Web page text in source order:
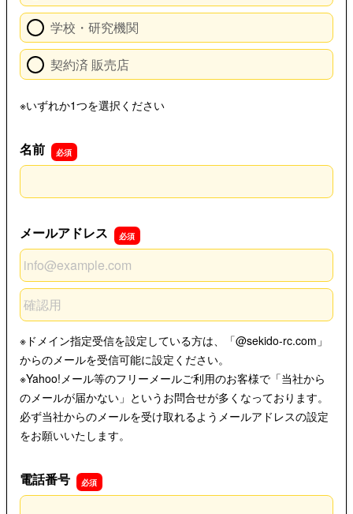
学校・研究機関
契約済 販売店
※いずれか1つを選択ください
名前
名前
メールアドレス
メールアドレス
メールアドレスの確認用
※ドメイン指定受信を設定している方は、「@sekido-rc.com」
からのメールを受信可能に設定ください。
※Yahoo!メール等のフリーメールご利用のお客様で「当社から
のメールが届かない」というお問合せが多くなっております。
必ず当社からのメールを受け取れるようメールアドレスの設定
をお願いいたします。
電話番号
電話番号